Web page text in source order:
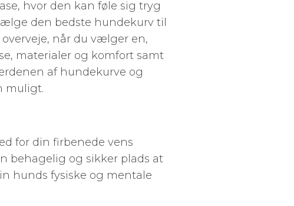
hvor den kan føle sig tryg
den bedste hundekurv til
når du vælger en,
materialer og komfort samt
af hundekurve og
muligt.
for din firbenede vens
behagelig og sikker plads at
hunds fysiske og mentale